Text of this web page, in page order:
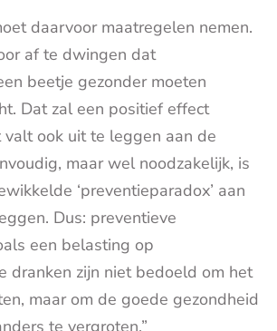
daarvoor maatregelen nemen.
af te dwingen dat
beetje gezonder moeten
Dat zal een positief effect
valt ook uit te leggen aan de
maar wel noodzakelijk, is
‘preventieparadox’ aan
Dus: preventieve
een belasting op
dranken zijn niet bedoeld om het
maar om de goede gezondheid